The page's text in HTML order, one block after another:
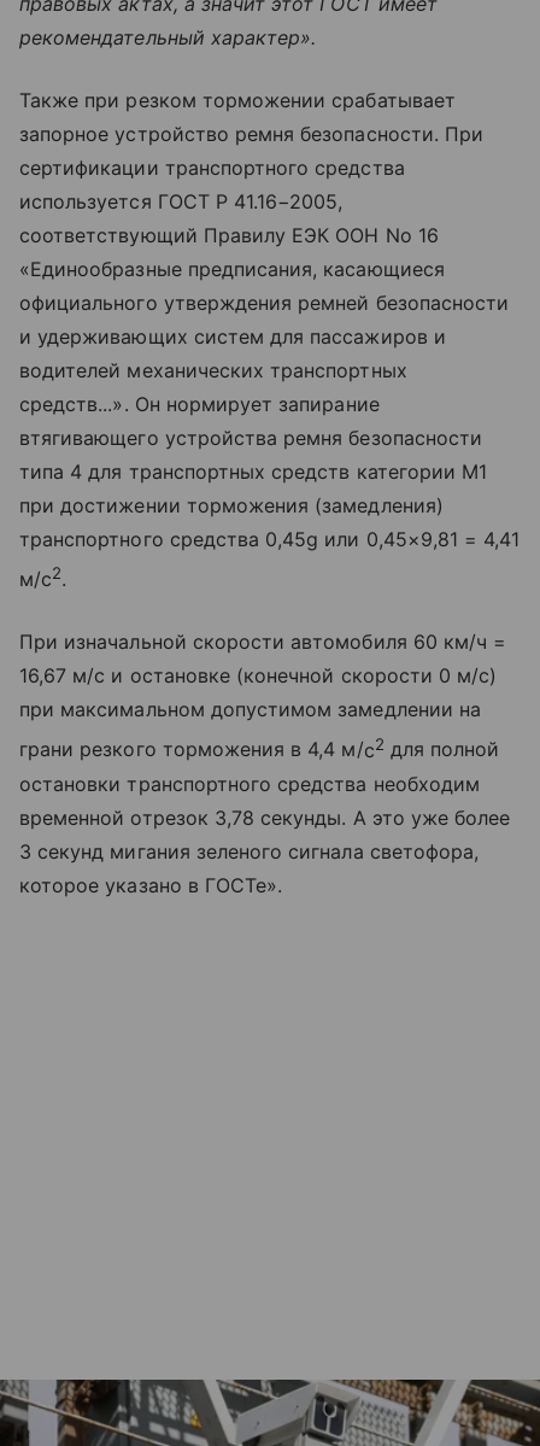
рекомендательный характер».
Также при резком торможении срабатывает
запорное устройство ремня безопасности. При
сертификации транспортного средства
используется ГОСТ Р 41.16−2005,
соответствующий Правилу ЕЭК ООН No 16
«Единообразные предписания, касающиеся
официального утверждения ремней безопасности
и удерживающих систем для пассажиров и
водителей механических транспортных
средств...». Он нормирует запирание
втягивающего устройства ремня безопасности
типа 4 для транспортных средств категории М1
при достижении торможения (замедления)
транспортного средства 0,45g или 0,45×9,81 = 4,41
м/с2.
При изначальной скорости автомобиля 60 км/ч =
16,67 м/с и остановке (конечной скорости 0 м/с)
при максимальном допустимом замедлении на
грани резкого торможения в 4,4 м/с2 для полной
остановки транспортного средства необходим
временной отрезок 3,78 секунды. А это уже более
3 секунд мигания зеленого сигнала светофора,
которое указано в ГОСТе».